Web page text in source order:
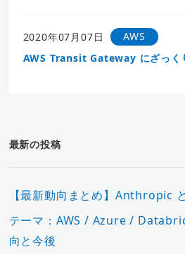
2020年07月07日
AWS
AWS Transit Gateway にざっく
最新の投稿
【最新動向まとめ】Anthropic
テーマ：AWS / Azure /
向と今後